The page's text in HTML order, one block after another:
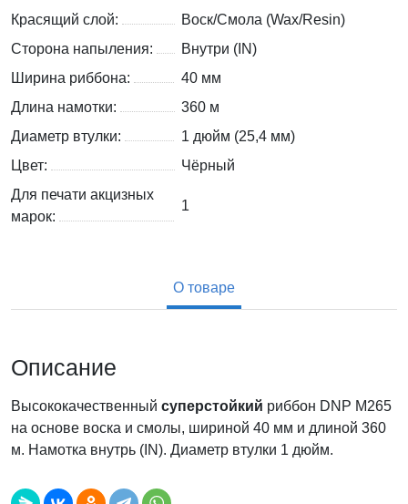
Красящий слой:
Воск/Смола (Wax/Resin)
Сторона напыления:
Внутри (IN)
Ширина риббона:
40 мм
Длина намотки:
360 м
Диаметр втулки:
1 дюйм (25,4 мм)
Цвет:
Чёрный
Для печати акцизных
марок:
1
О товаре
Описание
Высококачественный суперстойкий риббон DNP M265
на основе воска и смолы, шириной 40 мм и длиной 360
м. Намотка внутрь (IN). Диаметр втулки 1 дюйм.